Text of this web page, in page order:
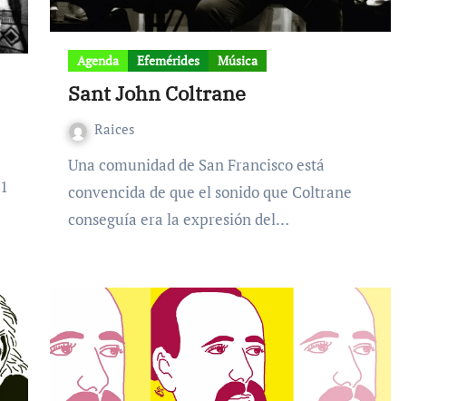
Agenda Efemérides Música
Sant John Coltrane
Raices
Una comunidad de San Francisco está
convencida de que el sonido que Coltrane
conseguía era la expresión del…